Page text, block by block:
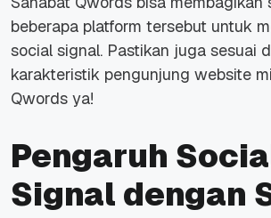
beberapa platform tersebut untuk
social signal. Pastikan juga sesuai
karakteristik pengunjung website
Qwords ya!
Pengaruh
Signal dengan